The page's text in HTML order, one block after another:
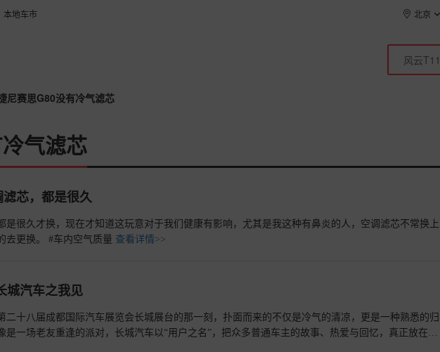
本地车市 北京
尼赛思G80没有冷气滤芯
气滤芯
芯，都是很久
是很久才换，现在才知道这玩意对于我们健康有影响，尤其是我这种有鼻炎的人，空调滤芯不常换上
去更换。 #车内空气质量 查看详情>>
城汽车之我见
二十八届成都国际汽车展览会长城展台的那一刻，扑面而来的不仅是冷气的清凉，更是一种熟悉的归
是一场老友重逢的派对，长城汽车以“用户之名”，把众多普通车主的故事、热爱与回忆，真正放在了